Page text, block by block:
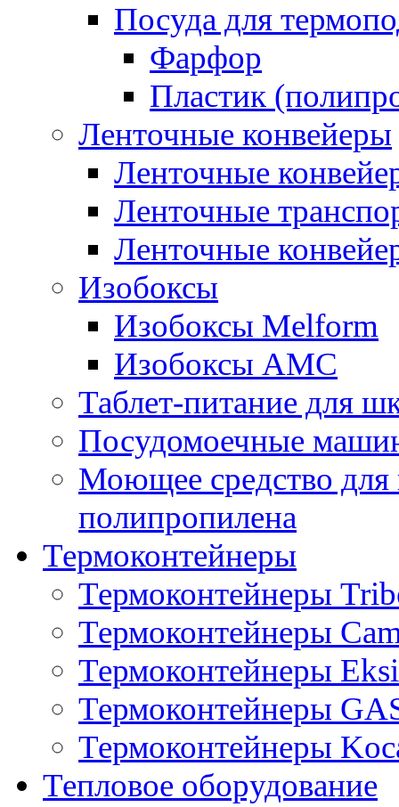
Посуда для
Фарфор
Пластик
Ленточные конвейеры
Ленточные
Ленточные
Ленточные
Изобоксы
Изобоксы Melform
Изобоксы AMC
Таблет-питание для
Посудомоечные
Моющее средство для
полипропилена
Термоконтейнеры
Термоконтейнеры
Термоконтейнеры
Термоконтейнеры Eksi
Термоконтейнеры
Термоконтейнеры
Тепловое оборудование